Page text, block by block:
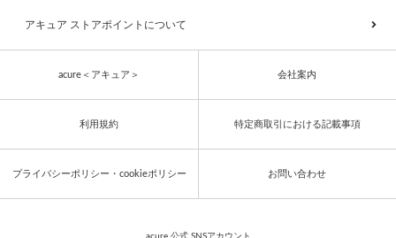
アキュア ストアポイントについて
acure＜アキュア＞ 会社案内
利用規約 特定商取引における記載事項
プライバシーポリシー・cookieポリシー お問い合わせ
acure 公式 SNSアカウント